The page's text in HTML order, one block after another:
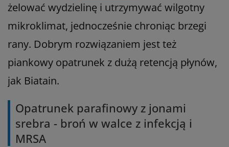
żelować wydzielinę i utrzymywać wilgotny
mikroklimat, jednocześnie chroniąc brzegi
rany. Dobrym rozwiązaniem jest też
piankowy opatrunek z dużą retencją płynów,
jak Biatain.
Opatrunek parafinowy z jonami
srebra - broń w walce z infekcją i
MRSA